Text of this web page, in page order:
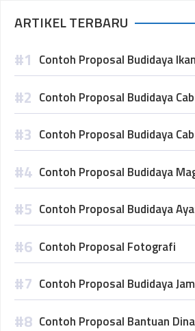
ARTIKEL TERBARU
Contoh Proposal Budidaya
Contoh Proposal Budidaya
Contoh Proposal Budidaya
Contoh Proposal Budidaya
Contoh Proposal Budidaya
Contoh Proposal Fotografi
Contoh Proposal Budidaya
Contoh Proposal Bantuan